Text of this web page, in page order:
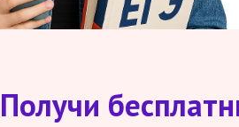
Получи